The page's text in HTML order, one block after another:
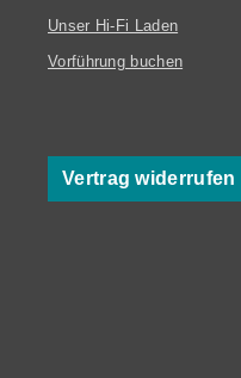
Unser Hi-Fi Laden
Vorführung buchen
Vertrag widerrufen